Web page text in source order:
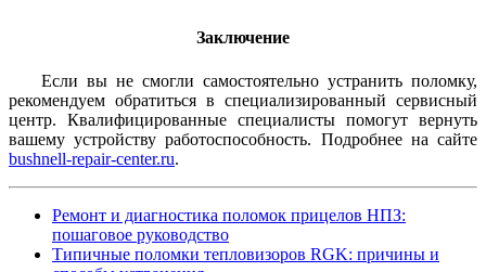
Заключение
Если вы не смогли самостоятельно устранить поломку,
рекомендуем обратиться в специализированный сервисный
центр. Квалифицированные специалисты помогут вернуть
вашему устройству работоспособность. Подробнее на сайте
bushnell-repair-center.ru.
Ремонт и диагностика поломок прицелов НПЗ:
пошаговое руководство
Типичные поломки тепловизоров RGK: причины и